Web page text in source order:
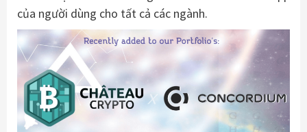
của người dùng cho tất cả các ngành.